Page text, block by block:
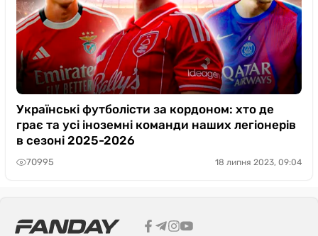
Українські футболісти за кордоном: хто де
грає та усі іноземні команди наших легіонерів
в сезоні 2025-2026
70995 18 липня 2023, 09:04